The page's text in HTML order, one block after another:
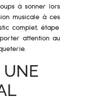
à sonner lors
musicale à ces
complet, étape
attention au
UNE